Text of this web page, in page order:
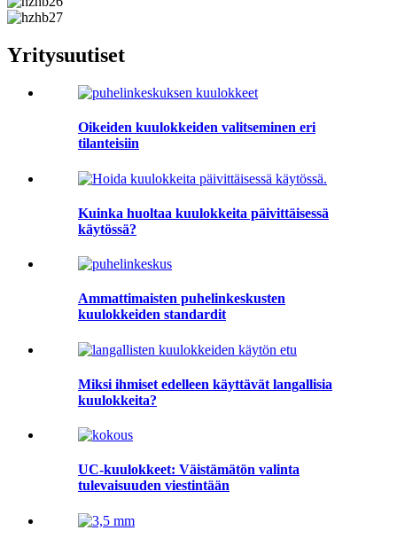
Yritysuutiset
Oikeiden kuulokkeiden valitseminen eri
tilanteisiin
Kuinka huoltaa kuulokkeita päivittäisessä
käytössä?
Ammattimaisten puhelinkeskusten
kuulokkeiden standardit
Miksi ihmiset edelleen käyttävät langallisia
kuulokkeita?
UC-kuulokkeet: Väistämätön valinta
tulevaisuuden viestintään